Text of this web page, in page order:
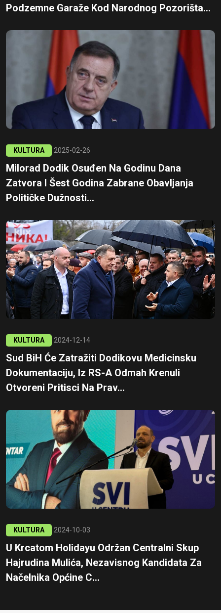
Podzemne Garaže Kod Narodnog Pozorišta...
KULTURA 2025-02-26
Milorad Dodik Osuđen Na Godinu Dana
Zatvora I Šest Godina Zabrane Obavljanja
Političke Dužnosti...
KULTURA 2024-12-14
Sud BiH Će Zatražiti Dodikovu Medicinsku
Dokumentaciju, Iz RS-A Odmah Krenuli
Otvoreni Pritisci Na Prav...
KULTURA 2024-10-03
U Krcatom Holidayu Održan Centralni Skup
Hajrudina Mulića, Nezavisnog Kandidata Za
Načelnika Općine C...